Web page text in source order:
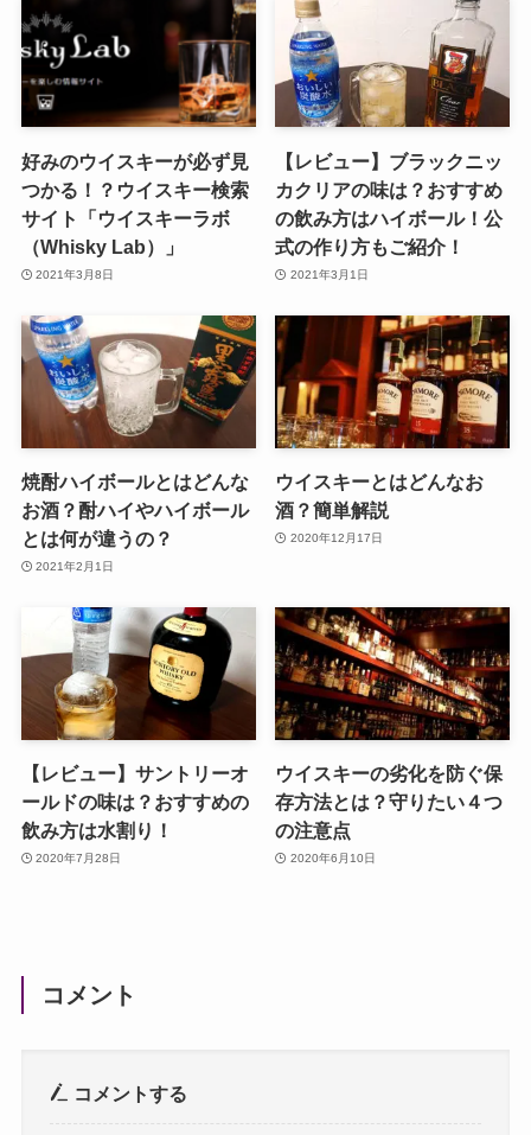
好みのウイスキーが必ず見
つかる！？ウイスキー検索
サイト「ウイスキーラボ
（Whisky Lab）」
2021年3月8日
【レビュー】ブラックニッ
カクリアの味は？おすすめ
の飲み方はハイボール！公
式の作り方もご紹介！
2021年3月1日
焼酎ハイボールとはどんな
お酒？酎ハイやハイボール
とは何が違うの？
2021年2月1日
ウイスキーとはどんなお
酒？簡単解説
2020年12月17日
【レビュー】サントリーオ
ールドの味は？おすすめの
飲み方は水割り！
2020年7月28日
ウイスキーの劣化を防ぐ保
存方法とは？守りたい４つ
の注意点
2020年6月10日
コメント
コメントする